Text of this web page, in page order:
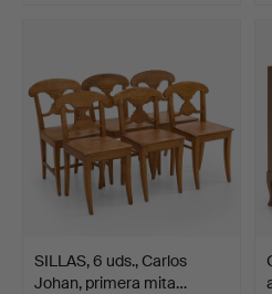
SILLAS, 6 uds., Carlos
Johan, primera mita…